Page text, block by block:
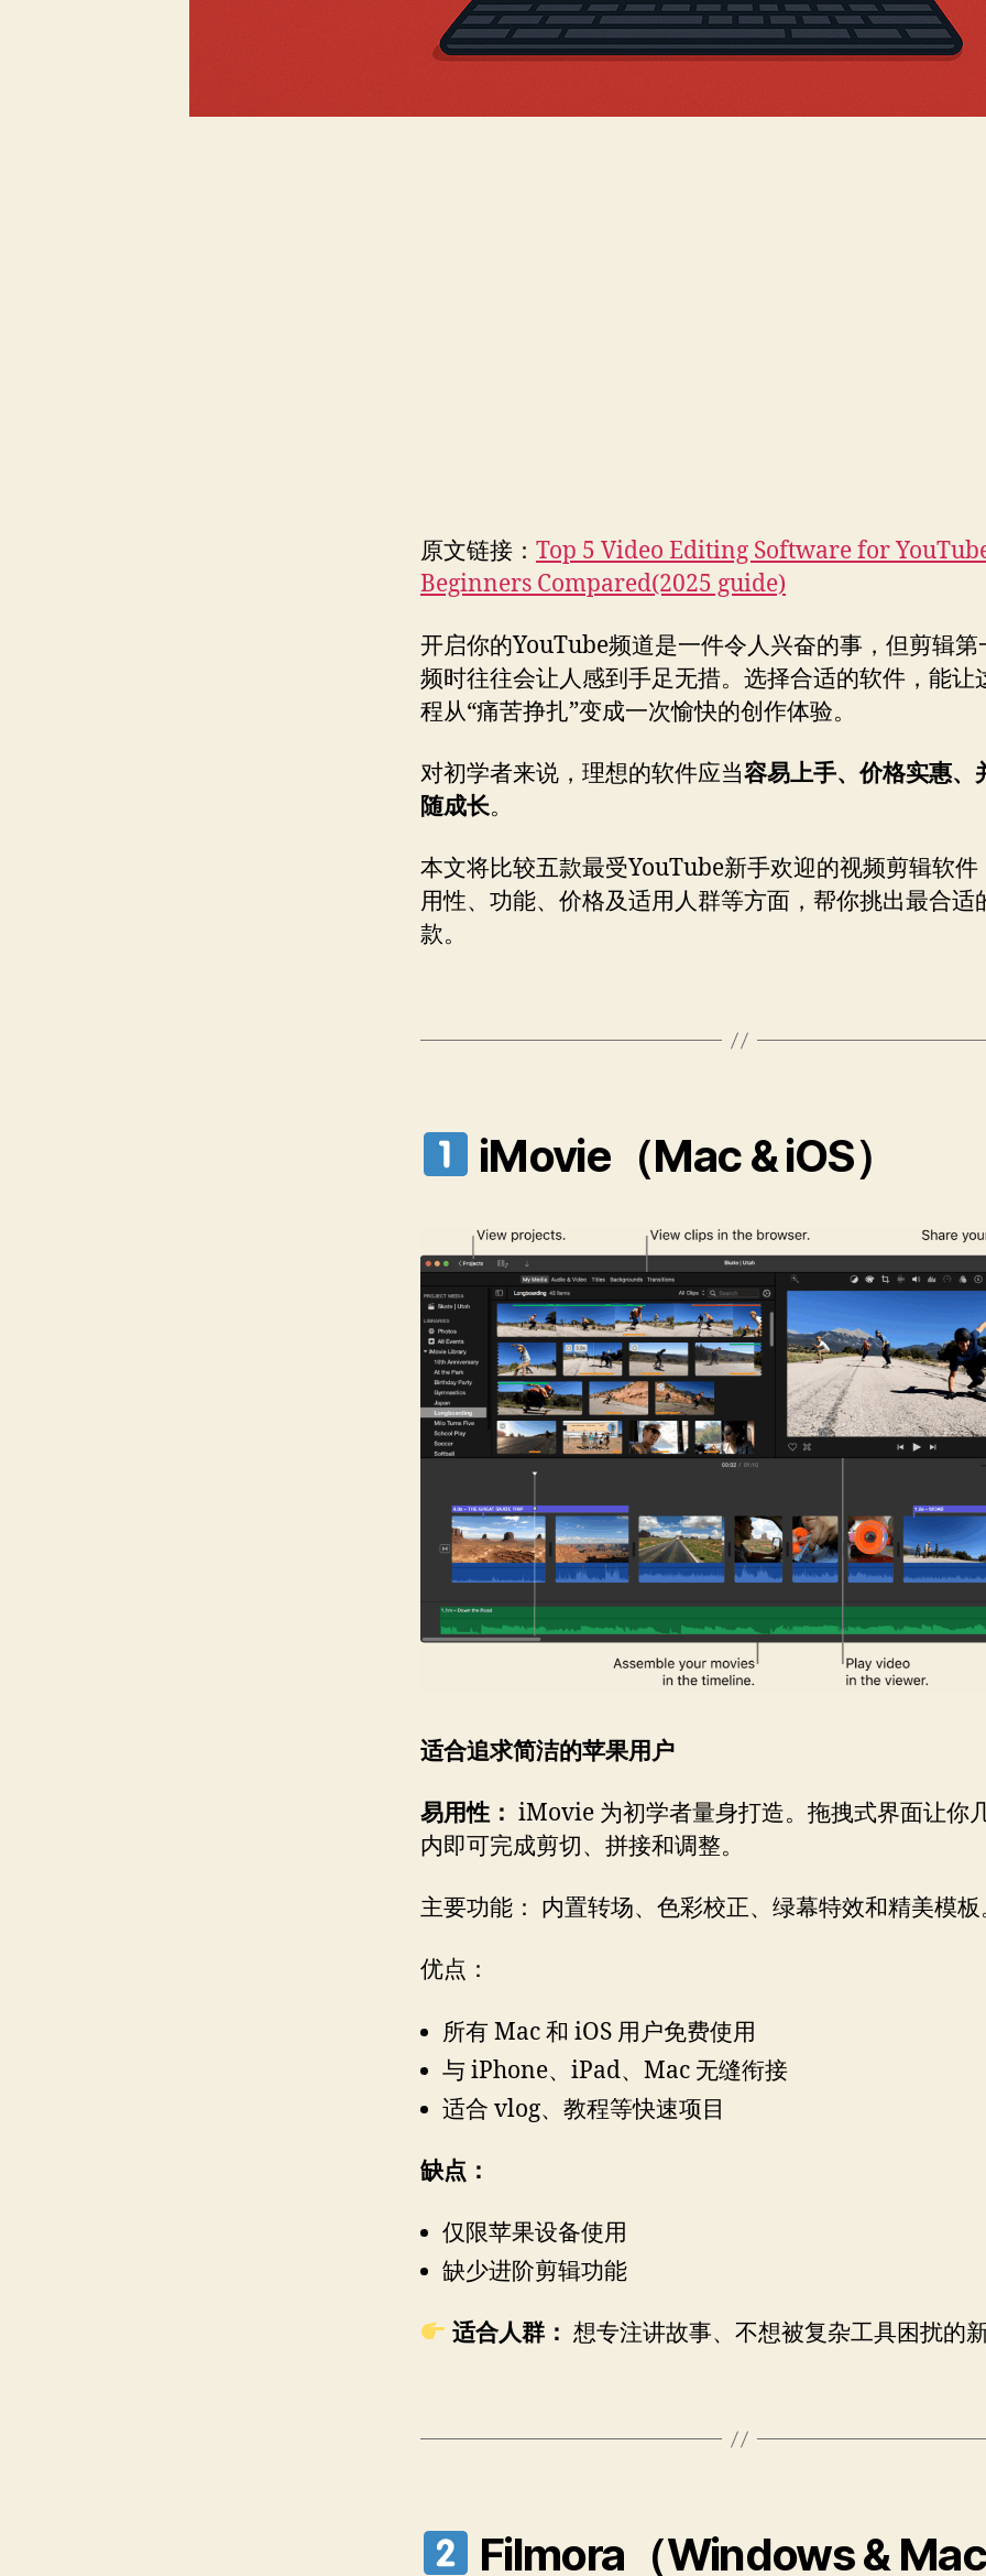
原文链接： Top 5 Video Editing Software for
Beginners Compared(2025 guide)
开启你的YouTube频道是一件令人兴奋的事，但剪辑第
频时往往会让人感到手足无措。选择合适的软件，能让
程从“痛苦挣扎”变成一次愉快的创作体验。
对初学者来说，理想的软件应当容易上手、价格实惠、
随成长。
本文将比较五款最受YouTube新手欢迎的视频剪辑软件
用性、功能、价格及适用人群等方面，帮你挑出最合适
款。
iMovie（Mac & iOS）
适合追求简洁的苹果用户
易用性： iMovie 为初学者量身打造。拖拽式界面让你
内即可完成剪切、拼接和调整。
主要功能： 内置转场、色彩校正、绿幕特效和精美模板
优点：
所有 Mac 和 iOS 用户免费使用
与 iPhone、iPad、Mac 无缝衔接
适合 vlog、教程等快速项目
缺点：
仅限苹果设备使用
缺少进阶剪辑功能
适合人群： 想专注讲故事、不想被复杂工具困扰的
Filmora（Windows &